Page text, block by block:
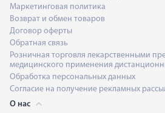
Маркетинговая политика
Возврат и обмен товаров
Договор оферты
Обратная связь
Розничная торговля лекарственными
медицинского применения
Обработка персональных данных
Согласие на получение рекламных
О нас